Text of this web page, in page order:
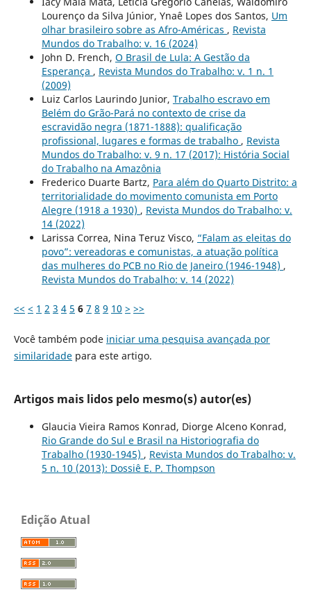
Lourenço da Silva Júnior, Ynaê Lopes dos Santos, Um
olhar brasileiro sobre as Afro-Américas , Revista
Mundos do Trabalho: v. 16 (2024)
John D. French, O Brasil de Lula: A Gestão da
Esperança , Revista Mundos do Trabalho: v. 1 n. 1
(2009)
Luiz Carlos Laurindo Junior, Trabalho escravo em
Belém do Grão-Pará no contexto de crise da
escravidão negra (1871-1888): qualificação
profissional, lugares e formas de trabalho , Revista
Mundos do Trabalho: v. 9 n. 17 (2017): História Social
do Trabalho na Amazônia
Frederico Duarte Bartz, Para além do Quarto Distrito: a
territorialidade do movimento comunista em Porto
Alegre (1918 a 1930) , Revista Mundos do Trabalho: v.
14 (2022)
Larissa Correa, Nina Teruz Visco, “Falam as eleitas do
povo”: vereadoras e comunistas, a atuação política
das mulheres do PCB no Rio de Janeiro (1946-1948) ,
Revista Mundos do Trabalho: v. 14 (2022)
<< < 1 2 3 4 5 6 7 8 9 10 > >>
Você também pode iniciar uma pesquisa avançada por
similaridadepara este artigo.
Artigos mais lidos pelo mesmo(s) autor(es)
Glaucia Vieira Ramos Konrad, Diorge Alceno Konrad,
Rio Grande do Sul e Brasil na Historiografia do
Trabalho (1930-1945) , Revista Mundos do Trabalho: v.
5 n. 10 (2013): Dossiê E. P. Thompson
Edição Atual